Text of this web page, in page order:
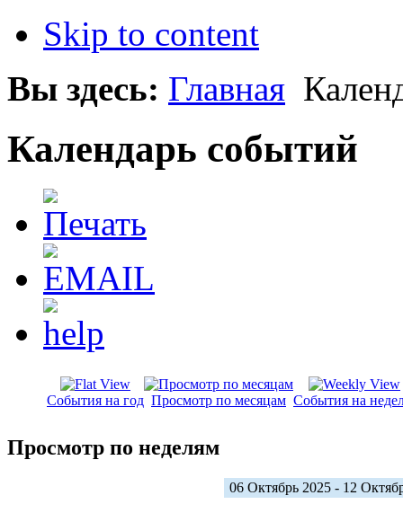
Skip to content
Вы здесь: Главная
Календарь событий
События на год Просмотр по месяцам События на
Просмотр по неделям
06 Октябрь 2025 - 12